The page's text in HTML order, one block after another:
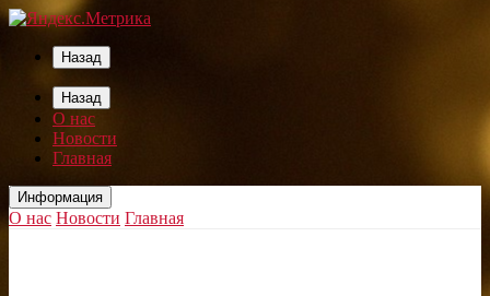
Назад
Назад
О нас
Новости
Главная
Информация
О нас Новости Главная